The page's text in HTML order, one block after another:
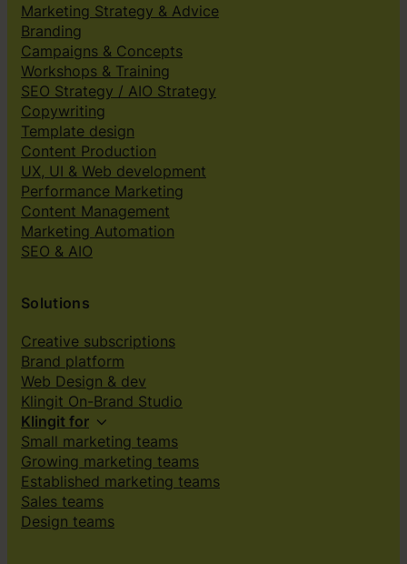
Marketing Strategy & Advice
Branding
Campaigns & Concepts
Workshops & Training
SEO Strategy / AIO Strategy
Copywriting
Template design
Content Production
UX, UI & Web development
Performance Marketing
Content Management
Marketing Automation
SEO & AIO
Solutions
Creative subscriptions
Brand platform
Web Design & dev
Klingit On-Brand Studio
Klingit for
Small marketing teams
Growing marketing teams
Established marketing teams
Sales teams
Design teams